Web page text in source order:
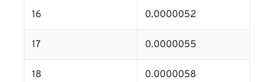
16 0.0000052
17 0.0000055
18 0.0000058